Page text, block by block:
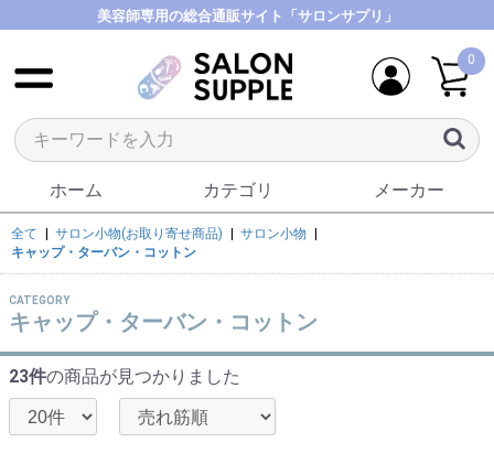
美容師専用の総合通販サイト「サロンサプリ」
0
ホーム カテゴリ メーカー
全て サロン小物(お取り寄せ商品) サロン小物
キャップ・ターバン・コットン
CATEGORY
キャップ・ターバン・コットン
23件の商品が見つかりました